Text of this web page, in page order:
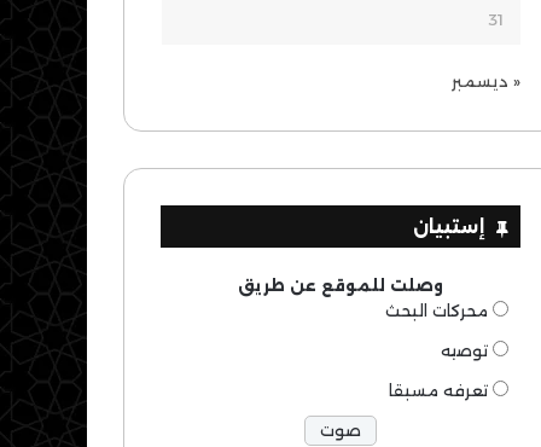
31
« ديسمبر
إستبيان
وصلت للموقع عن طريق
محركات البحث
توصيه
تعرفه مسبقا